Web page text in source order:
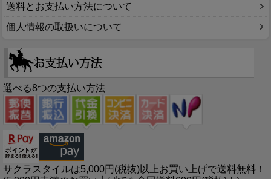
送料とお支払い方法について
個人情報の取扱いについて
選べる8つの支払い方法
サクラスタイルは5,000円(税抜)以上お買い上げで送料無料！